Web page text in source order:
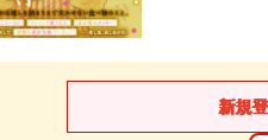
新規